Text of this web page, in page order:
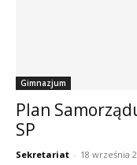
Gimnazjum
Plan
SP
Sekretariat - 18 września